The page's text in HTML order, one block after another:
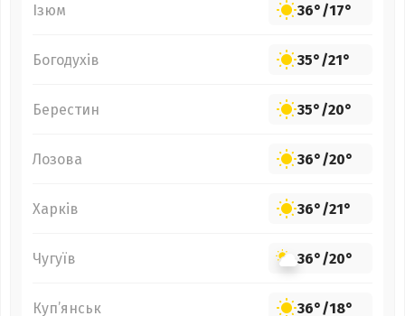
Ізюм 36°/17°
Богодухів 35°/21°
Берестин 35°/20°
Лозова 36°/20°
Харків 36°/21°
Чугуїв 36°/20°
Куп’янськ 36°/18°